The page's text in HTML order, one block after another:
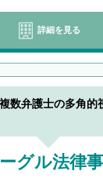
詳細を見る
数弁護士の多角
グル法律